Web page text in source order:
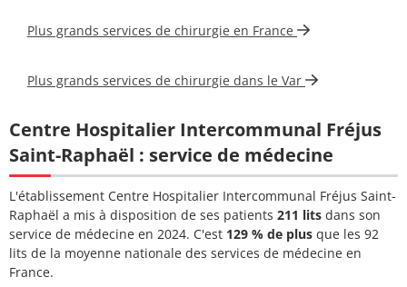
BARBASETTI DI
PRUN Nicola
et traumatologue
Docteur
Chirurgien orthopédiste
Docteur JUND
STEPHANE
Chirurgien orthopédiste
et traumatologue
21 21
Docteur
PIROVANO
GABRIELE
Chirurgien orthopédiste
et traumatologue
04 94 40
21 21
Plus grands services de chirurgie en France
Plus grands services de chirurgie dans le Var
Centre Hospitalier Intercommunal Fréjus
Saint-Raphaël : service de médecine
L'établissement Centre Hospitalier Intercommunal Fréjus Saint-
Raphaël a mis à disposition de ses patients 211 lits dans son
service de médecine en 2024. C'est 129 % de plus que les 92
lits de la moyenne nationale des services de médecine en
France.